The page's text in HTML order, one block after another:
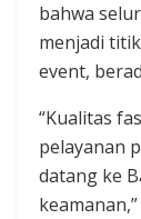
bahwa
menjadi
event,
“Kualitas
pelayanan
datang ke